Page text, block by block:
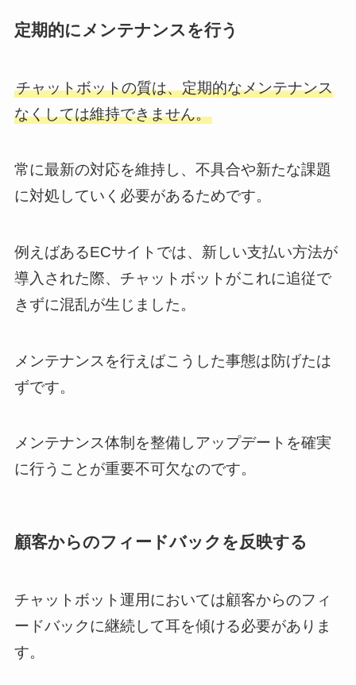
定期的にメンテナンスを行う
チャットボットの質は、定期的なメンテナンス
なくしては維持できません。
常に最新の対応を維持し、不具合や新たな課題
に対処していく必要があるためです。
例えばあるECサイトでは、新しい支払い方法が
導入された際、チャットボットがこれに追従で
きずに混乱が生じました。
メンテナンスを行えばこうした事態は防げたは
ずです。
メンテナンス体制を整備しアップデートを確実
に行うことが重要不可欠なのです。
顧客からのフィードバックを反映する
チャットボット運用においては顧客からのフィ
ードバックに継続して耳を傾ける必要がありま
す。